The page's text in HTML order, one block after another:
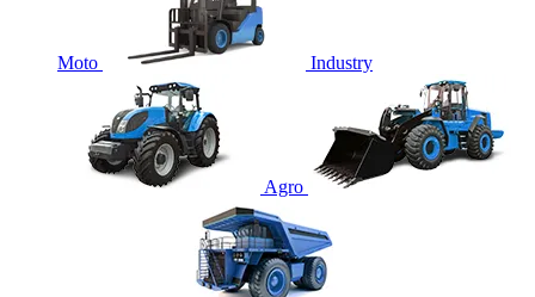
Moto Industry
Agro